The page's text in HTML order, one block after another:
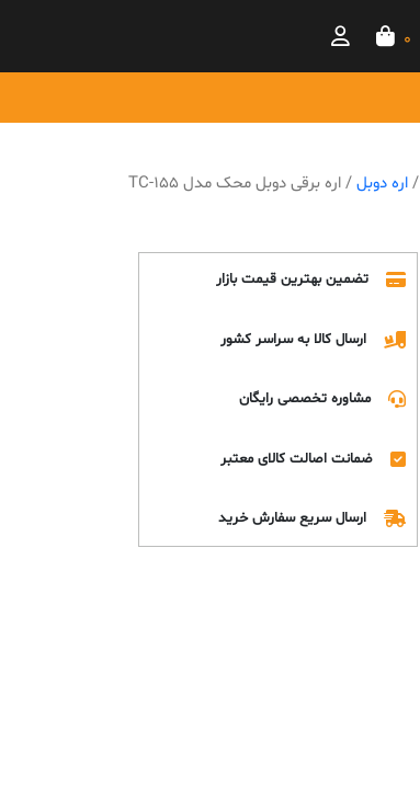
0
/اره دوبل / اره برقی دوبل محک مدل TC-155
تضمین بهترین قیمت بازار
ارسال کالا به سراسر کشور
مشاوره تخصصی رایگان
ضمانت اصالت کالای معتبر
ارسال سریع سفارش خرید